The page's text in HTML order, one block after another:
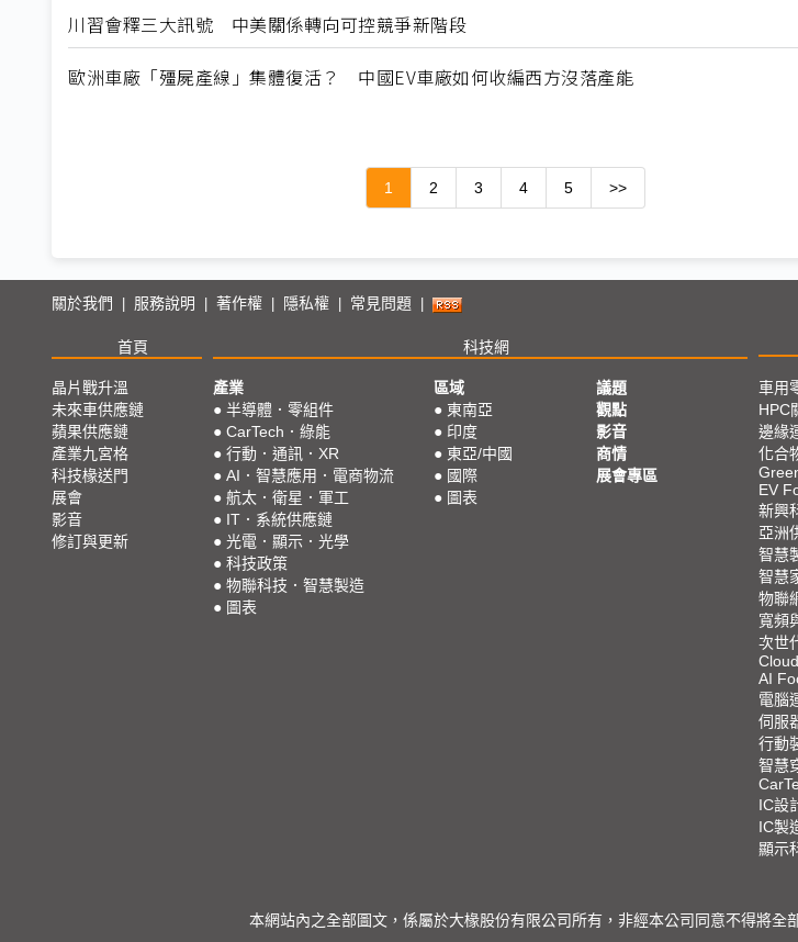
川習會釋三大訊號 中美關係轉向可控競爭新階段
歐洲車廠「殭屍產線」集體復活？ 中國EV車廠如何收編西方沒落產能
1 2 3 4 5 >>
關於我們 服務說明 著作權 隱私權 常見問題
首頁 科技網
晶片戰升溫
未來車供應鏈
蘋果供應鏈
產業九宮格
科技椽送門
展會
影音
修訂與更新
產業
● 半導體．零組件
● CarTech．綠能
● 行動．通訊．XR
● AI．智慧應用．電商物流
● 航太．衛星．軍工
● IT．系統供應鏈
● 光電．顯示．光學
● 科技政策
● 物聯科技．智慧製造
● 圖表
區域
● 東南亞
● 印度
● 東亞/中國
● 國際
● 圖表
議題
觀點
影音
商情
展會專區
車用
HPC
邊緣
化合
EV
新興
亞洲
智慧
智慧
物聯
寬頻
次世
Cloud
AI
電腦
伺服
行動
智慧
IC設
IC製
顯示
本網站內之全部圖文，係屬於大椽股份有限公司所有，非經本公司同意不得將